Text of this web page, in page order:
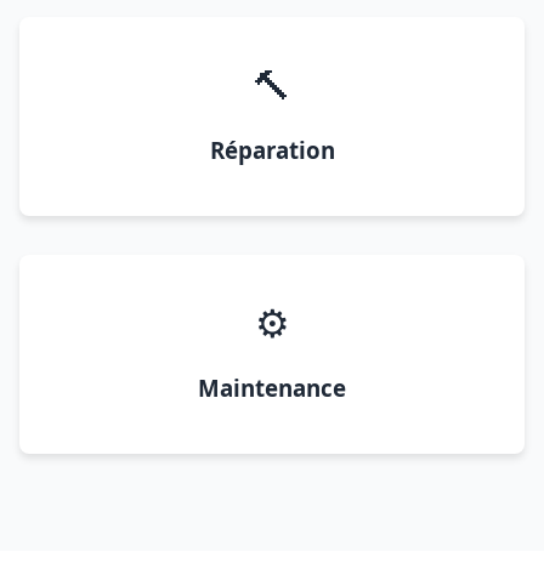
🔨
Réparation
⚙️
Maintenance